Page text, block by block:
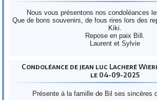
Nous vous présentons nos condoléances
Que de bons souvenirs, de fous rires lors des
Kiki.
Repose en paix Bill.
Laurent et Sylvie
Condoléance de jean luc Lacheré
le 04-09-2025
Présente à la famille de Bil ses sincères